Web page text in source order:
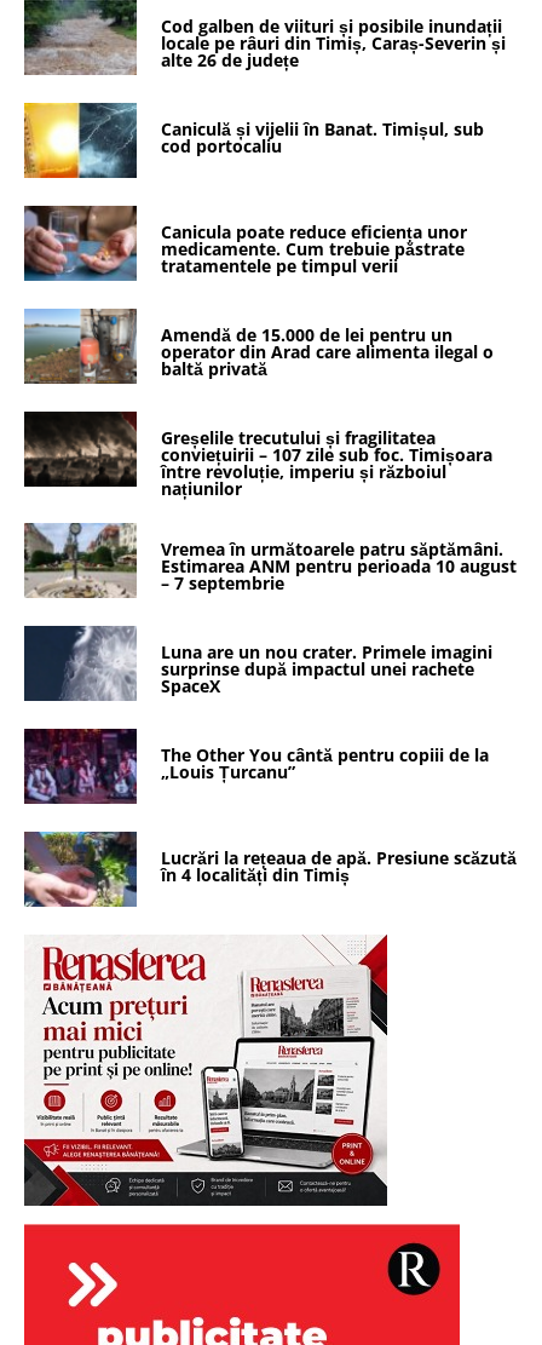
Cod galben de viituri și posibile inundații
locale pe râuri din Timiș, Caraș-Severin și
alte 26 de județe
Caniculă și vijelii în Banat. Timișul, sub
cod portocaliu
Canicula poate reduce eficiența unor
medicamente. Cum trebuie păstrate
tratamentele pe timpul verii
Amendă de 15.000 de lei pentru un
operator din Arad care alimenta ilegal o
baltă privată
Greșelile trecutului și fragilitatea
conviețuirii – 107 zile sub foc. Timișoara
între revoluție, imperiu și războiul
națiunilor
Vremea în următoarele patru săptămâni.
Estimarea ANM pentru perioada 10 august
– 7 septembrie
Luna are un nou crater. Primele imagini
surprinse după impactul unei rachete
SpaceX
The Other You cântă pentru copiii de la
„Louis Țurcanu”
Lucrări la rețeaua de apă. Presiune scăzută
în 4 localități din Timiș